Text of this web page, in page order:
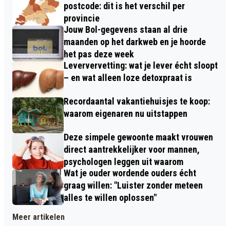
postcode: dit is het verschil per
provincie
Jouw Bol-gegevens staan al drie
maanden op het darkweb en je hoorde
het pas deze week
Leververvetting: wat je lever écht sloopt
– en wat alleen loze detoxpraat is
Recordaantal vakantiehuisjes te koop:
waarom eigenaren nu uitstappen
Deze simpele gewoonte maakt vrouwen
direct aantrekkelijker voor mannen,
psychologen leggen uit waarom
Wat je ouder wordende ouders écht
graag willen: "Luister zonder meteen
alles te willen oplossen"
Meer artikelen